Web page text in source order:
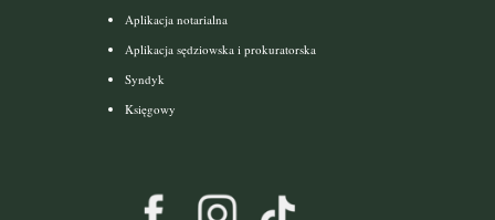
Aplikacja notarialna
Aplikacja sędziowska i prokuratorska
Syndyk
Księgowy